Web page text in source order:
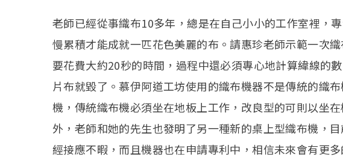
老師已經從事織布10多年，總是在自己小小的工作室裡，
慢累積才能成就一匹花色美麗的布。請惠珍老師示範一次
要花費大約20秒的時間，過程中還必須專心地計算緯線的
片布就毀了。慕伊阿道工坊使用的織布機器不是傳統的織
機，傳統織布機必須坐在地板上工作，改良型的可則以坐
外，老師和她的先生也發明了另一種新的桌上型織布機，
經接應不暇，而且機器也在申請專利中，相信未來會有更多